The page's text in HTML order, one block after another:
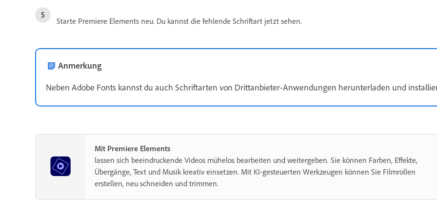
Starte Premiere Elements neu. Du kannst die fehlende Schriftart jetzt sehen.
Anmerkung
Neben Adobe Fonts kannst du auch Schriftarten von Drittanbieter-Anwendungen herunterladen und
Mit Premiere Elements
lassen sich beeindruckende Videos mühelos bearbeiten und weitergeben. Sie können Farben, Effekte,
Übergänge, Text und Musik kreativ einsetzen. Mit KI-gesteuerten Werkzeugen können Sie Filmrollen
erstellen, neu schneiden und trimmen.